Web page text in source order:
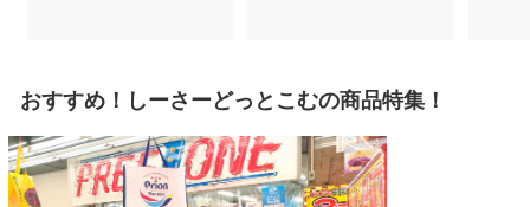
8
5
おすすめ！しーさーどっとこむの商品特集！